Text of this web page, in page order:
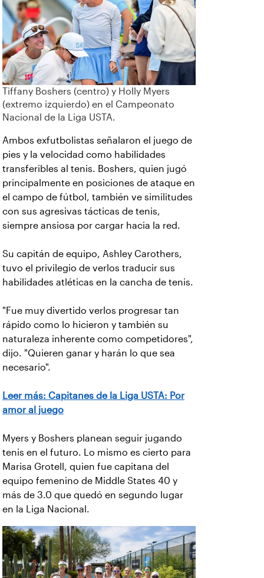
Tiffany Boshers (centro) y Holly Myers
(extremo izquierdo) en el Campeonato
Nacional de la Liga USTA.
Ambos exfutbolistas señalaron el juego de
pies y la velocidad como habilidades
transferibles al tenis. Boshers, quien jugó
principalmente en posiciones de ataque en
el campo de fútbol, también ve similitudes
con sus agresivas tácticas de tenis,
siempre ansiosa por cargar hacia la red.
Su capitán de equipo, Ashley Carothers,
tuvo el privilegio de verlos traducir sus
habilidades atléticas en la cancha de tenis.
"Fue muy divertido verlos progresar tan
rápido como lo hicieron y también su
naturaleza inherente como competidores",
dijo. "Quieren ganar y harán lo que sea
necesario".
Leer más: Capitanes de la Liga USTA: Por
amor al juego
Myers y Boshers planean seguir jugando
tenis en el futuro. Lo mismo es cierto para
Marisa Grotell, quien fue capitana del
equipo femenino de Middle States 40 y
más de 3.0 que quedó en segundo lugar
en la Liga Nacional.